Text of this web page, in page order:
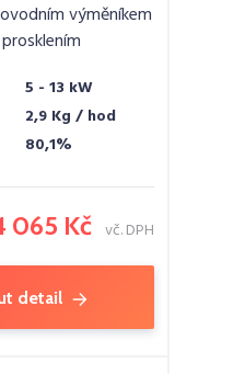
výměníkem
5 - 13 kW
2,9 Kg / hod
80,1%
065 Kč vč. DPH
detail